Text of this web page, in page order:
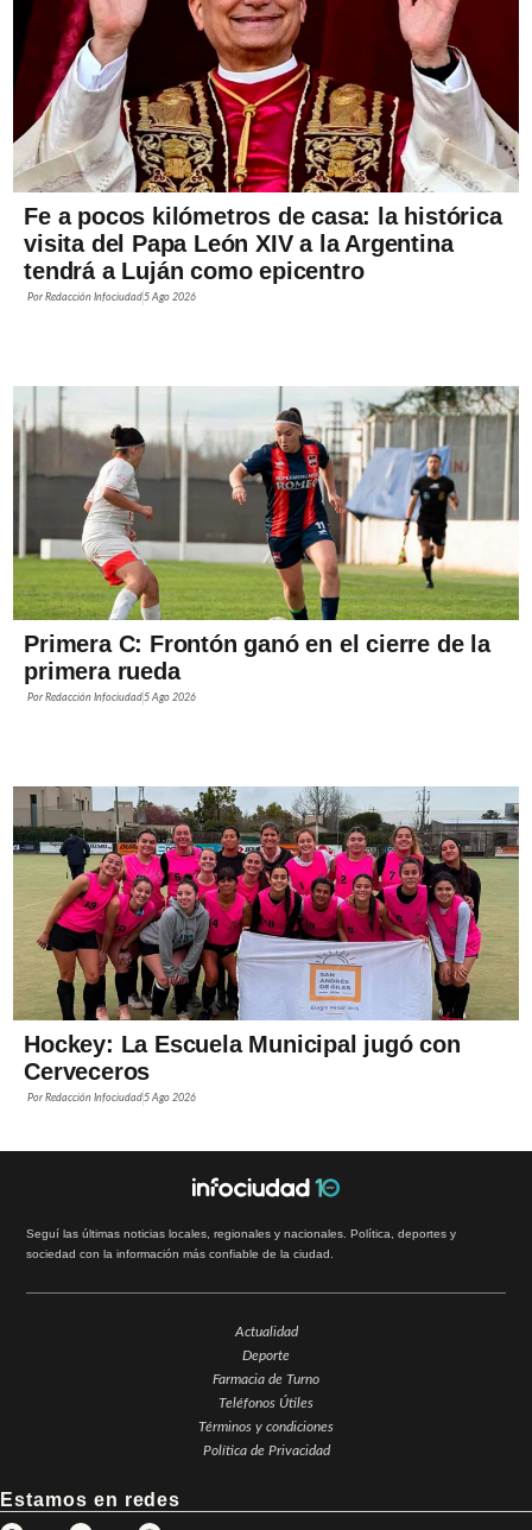
Fe a pocos kilómetros de casa: la histórica
visita del Papa León XIV a la Argentina
tendrá a Luján como epicentro
PorRedacción Infociudad5 Ago 2026
Primera C: Frontón ganó en el cierre de la
primera rueda
PorRedacción Infociudad5 Ago 2026
Hockey: La Escuela Municipal jugó con
Cerveceros
PorRedacción Infociudad5 Ago 2026
Seguí las últimas noticias locales, regionales y nacionales. Política, deportes y
sociedad con la información más confiable de la ciudad.
Actualidad
Deporte
Farmacia de Turno
Teléfonos Útiles
Términos y condiciones
Política de Privacidad
Estamos en redes